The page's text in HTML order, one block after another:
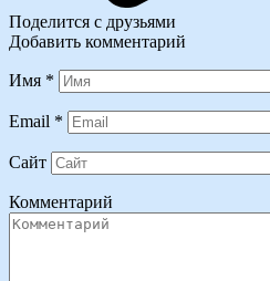
Поделится с друзьями
Добавить комментарий
Имя *
Email *
Сайт
Комментарий